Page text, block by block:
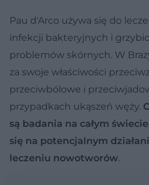
Pau d'Arco używa się do
infekcji bakteryjnych i
problemów skórnych. W
za swoje właściwości
przeciwbólowe i
przypadkach ukąszeń węży.
są badania na całym
się na potencjalnym
leczeniu nowotworów.